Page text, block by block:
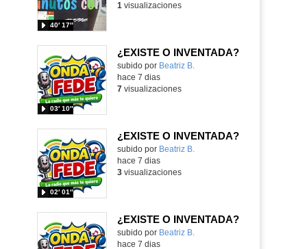
40′ 17″
1 visualizaciones
¿EXISTE O INVENTADA?
Contenido educativo.
subido por Beatriz B.
03′ 10″
hace 7 dias
7visualizaciones
¿EXISTE O INVENTADA?
Contenido educativo.
subido por Beatriz B.
02′ 01″
hace 7 dias
3visualizaciones
¿EXISTE O INVENTADA?
Contenido educativo.
subido por Beatriz B.
hace 7 dias